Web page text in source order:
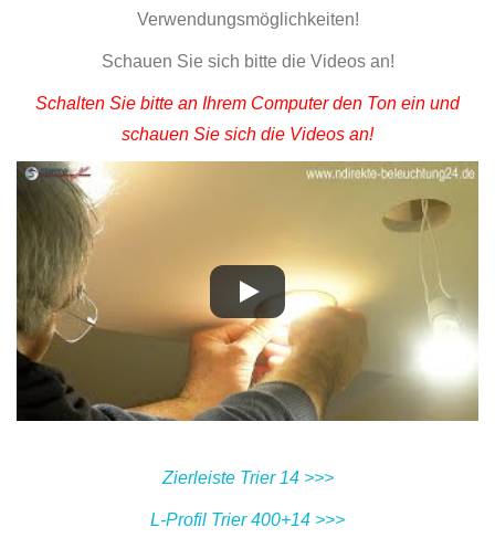
Verwendungsmöglichkeiten!
Schauen Sie sich bitte die Videos an!
Schalten Sie bitte an Ihrem Computer den Ton ein und
schauen Sie sich die Videos an!
Zierleiste Trier 14 >>>
L-Profil Trier 400+14 >>>